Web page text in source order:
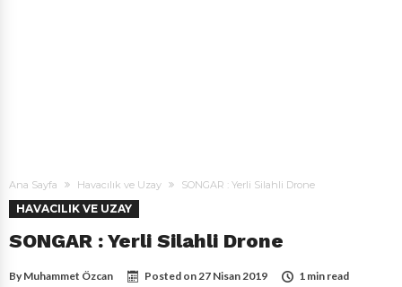
Ana Sayfa Havacılık ve Uzay SONGAR : Yerli Silahli Drone
HAVACILIK VE UZAY
SONGAR : Yerli Silahli Drone
By Muhammet Özcan Posted on27 Nisan 2019
1 min read